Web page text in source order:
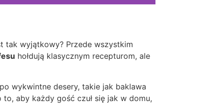
tak wyjątkowy? Przede wszystkim
hołdują klasycznym recepturom, ale
wykwintne desery, takie jak baklawa
to, aby każdy gość czuł się jak w domu,